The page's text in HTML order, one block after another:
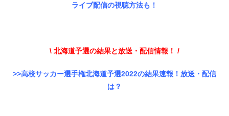
ライブ配信の視聴方法も！
\ 北海道予選の結果と放送・配信情報！ /
>>高校サッカー選手権北海道予選2022の結果速報！放送・配信
は？